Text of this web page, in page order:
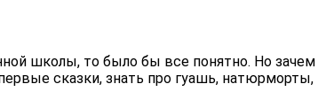
школы, то было бы все понятно. Но зачем
сказки, знать про гуашь, натюрморты,